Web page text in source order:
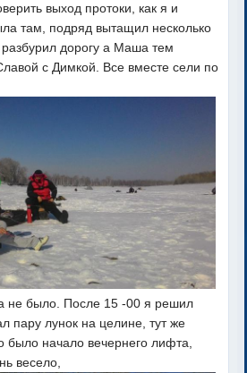
выход протоки, как я и
там, подряд вытащил несколько
разбурил дорогу а Маша тем
с Димкой. Все вместе сели по
не было. После 15 -00 я решил
пару лунок на целине, тут же
было начало вечернего лифта,
весело,